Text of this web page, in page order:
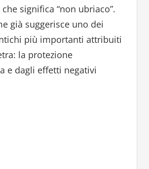
significa “non ubriaco”.
già suggerisce uno dei
più importanti attribuiti
la protezione
e dagli effetti negativi